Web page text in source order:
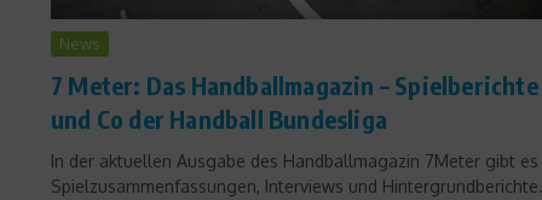
News
7 Meter: Das Handballmagazin – Spielberichte
und Co der Handball Bundesliga
In der aktuellen Ausgabe des Handballmagazin 7Meter gibt es
Spielzusammenfassungen, Interviews und Hintergrundberichte.